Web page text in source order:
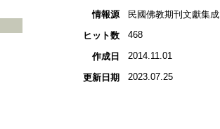
情報源
民國佛教期刊文獻集
ヒット数
468
作成日 2014.11.01
更新日期 2023.07.25